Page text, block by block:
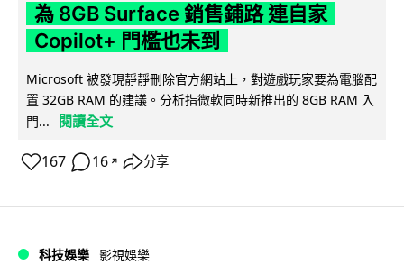
為 8GB Surface 銷售鋪路 連自家
Copilot+ 門檻也未到
Microsoft 被發現靜靜刪除官方網站上，對遊戲玩家要為電腦配
置 32GB RAM 的建議。分析指微軟同時新推出的 8GB RAM 入
門...
閱讀全文
167 16 ↗ 分享
科技娛樂 影視娛樂